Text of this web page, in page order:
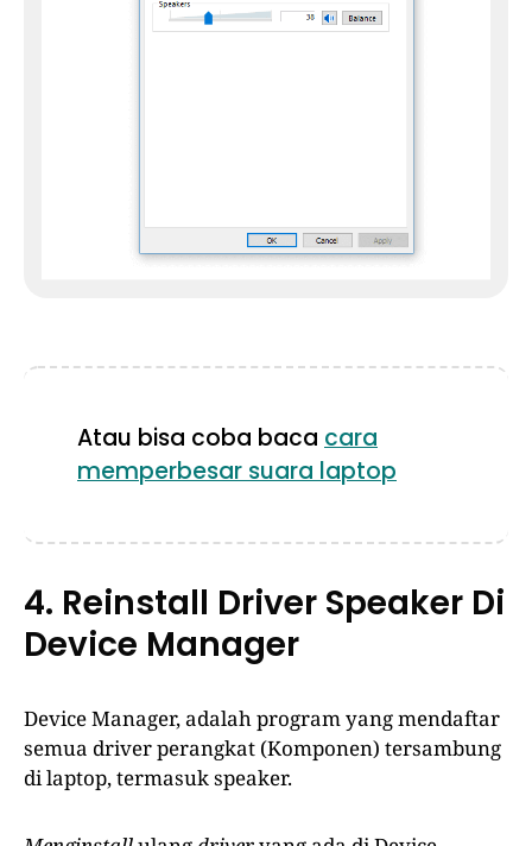
Atau bisa coba baca cara
memperbesar suara laptop
4. Reinstall Driver Speaker Di
Device Manager
Device Manager, adalah program yang mendaftar
semua driver perangkat (Komponen) tersambung
di laptop, termasuk speaker.